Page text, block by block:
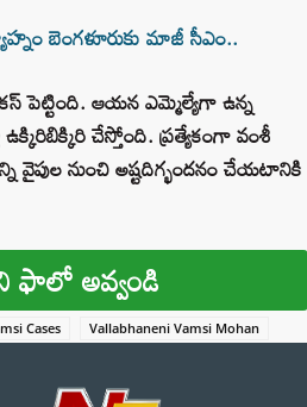
బెంగళూరుకు మాజీ సీఎం..
పెట్టింది. ఆయన ఎమ్మెల్యేగా ఉన్న
చేస్తోంది. ప్రత్యేకంగా వంశీ
నుంచి అష్టదిగ్భందనం చేయటానికి
ఫాలో అవ్వండి
Cases Vallabhaneni Vamsi Mohan